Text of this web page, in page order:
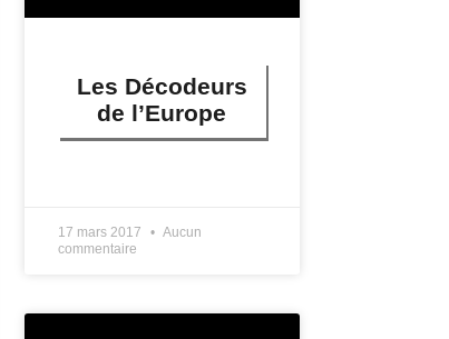
Les Décodeurs
de l’Europe
17 mars 2017
Aucun
commentaire